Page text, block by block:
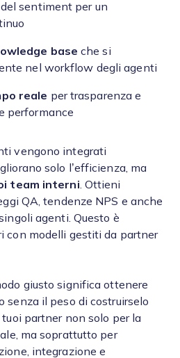
sentiment per un
base che si
nel workflow degli agenti
reale per trasparenza e
performance
vengono integrati
solo l’efficienza, ma
team interni . Ottieni
QA, tendenze NPS e anche
agenti. Questo è
con modelli gestiti da partner
giusto significa ottenere
senza il peso di costruirselo
partner non solo per la
ma soprattutto per
integrazione e